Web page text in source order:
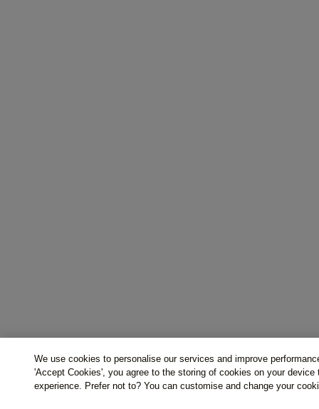
We use cookies to personalise our services and improve
'Accept Cookies', you agree to the storing of cookies on your device
experience. Prefer not to? You can customise and change your